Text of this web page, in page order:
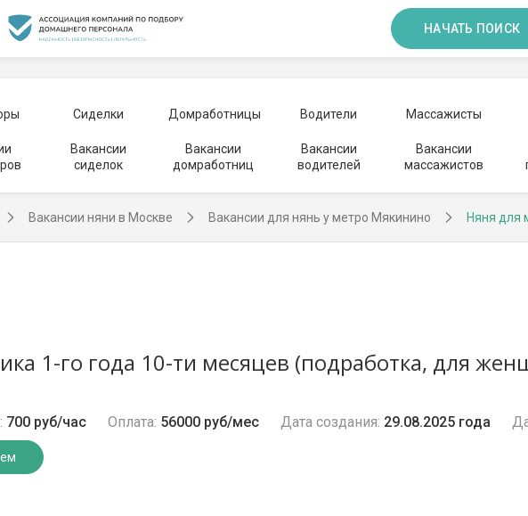
НАЧАТЬ ПОИСК
Сиделки Домработницы Водители Массажисты
Вакансии
сиделок
Вакансии
домработниц
Вакансии
водителей
Вакансии
массажистов
Вакансии няни в Москве Вакансии для нянь у метро Мякинино Няня для
1-го года 10-ти месяцев (подработка, для
700 руб/час Оплата: 56000 руб/мес Дата создания: 29.08.2025 года